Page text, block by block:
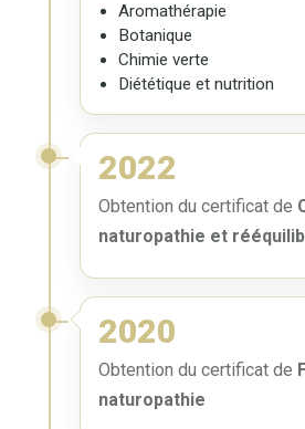
Aromathérapie
Botanique
Chimie verte
Diététique et nutrition
2022
Obtention du certificat de
naturopathie et
2020
Obtention du certificat de
naturopathie